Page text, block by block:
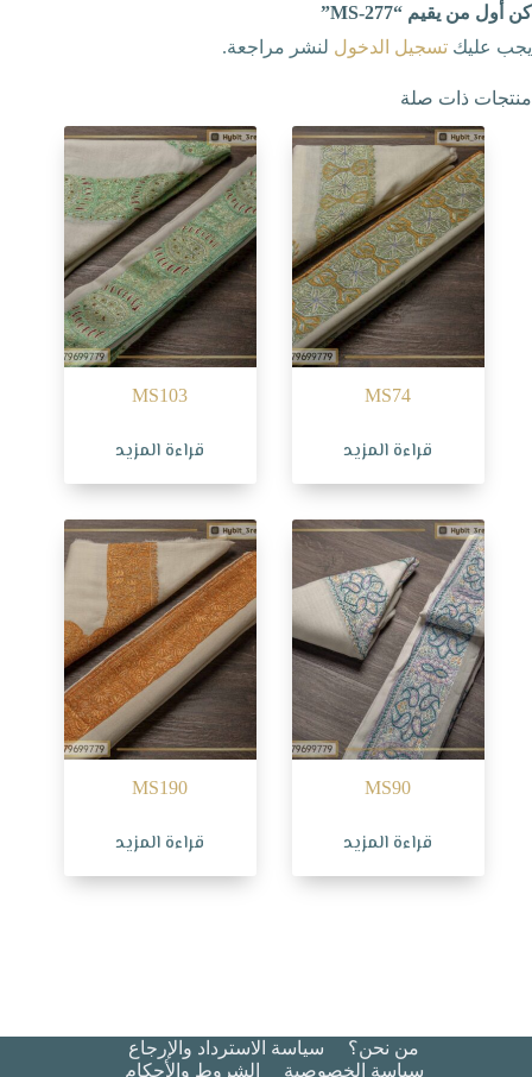
كن أول من يقيم “MS-277”
يجب عليك تسجيل الدخول لنشر مراجعة.
منتجات ذات صلة
MS74
قراءة المزيد
MS103
قراءة المزيد
MS90
قراءة المزيد
MS190
قراءة المزيد
من نحن؟
سياسة الاسترداد والإرجاع
سياسة الخصوصية
الشروط والأحكام​